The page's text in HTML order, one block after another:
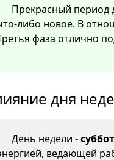
Прекрасный период
либо новое. В
фаза отлично
дня
День недели -
ведающей